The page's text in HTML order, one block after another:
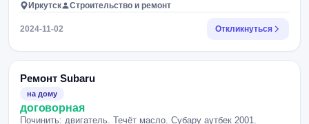
Иркутск Строительство и ремонт
2024-11-02 Откликнуться
Ремонт Subaru
на дому
договорная
Починить: двигатель. Течёт масло. Субару аутбек 2001.